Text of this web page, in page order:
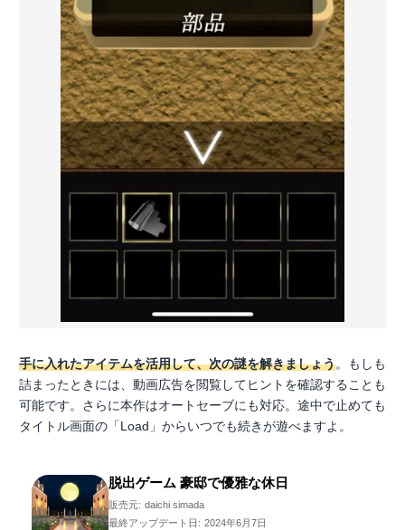
手に入れたアイテムを活用して、次の謎を解きましょう。もしも
詰まったときには、動画広告を閲覧してヒントを確認することも
可能です。さらに本作はオートセーブにも対応。途中で止めても
タイトル画面の「Load」からいつでも続きが遊べますよ。
脱出ゲーム 豪邸で優雅な休日
販売元: daichi simada
最終アップデート日: 2024年6月7日